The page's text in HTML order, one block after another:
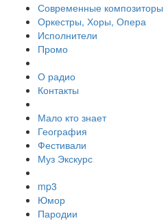
Современные композиторы
Оркестры, Хоры, Опера
Исполнители
Промо
О радио
Контакты
Мало кто знает
География
Фестивали
Муз Экскурс
mp3
Юмор
Пародии